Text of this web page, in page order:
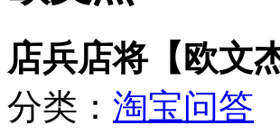
店兵店将【欧文
分类： 淘宝问答